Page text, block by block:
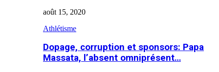
août 15, 2020
Athlétisme
Dopage, corruption et sponsors: Papa
Massata, l’absent omniprésent…